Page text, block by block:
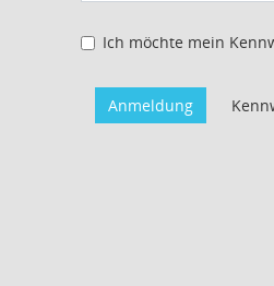
Ich möchte mein